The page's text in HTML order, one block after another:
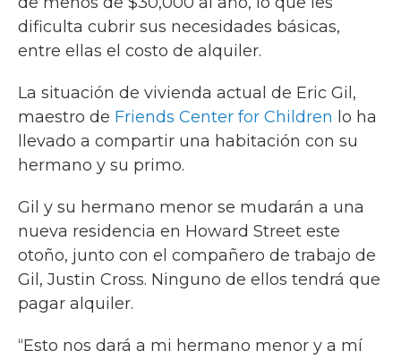
dificulta cubrir sus necesidades básicas,
entre ellas el costo de alquiler.
La situación de vivienda actual de Eric Gil,
maestro de Friends Center for Children lo ha
llevado a compartir una habitación con su
hermano y su primo.
Gil y su hermano menor se mudarán a una
nueva residencia en Howard Street este
otoño, junto con el compañero de trabajo de
Gil, Justin Cross. Ninguno de ellos tendrá que
pagar alquiler.
“Esto nos dará a mi hermano menor y a mí